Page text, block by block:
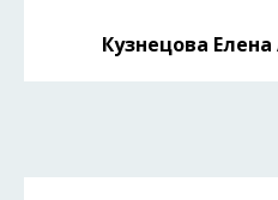
Кузнецова